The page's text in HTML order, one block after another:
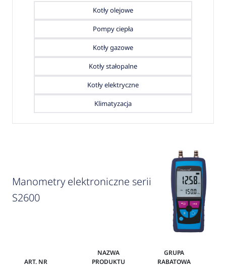
Kotły olejowe
Pompy ciepła
Kotły gazowe
Kotły stałopalne
Kotły elektryczne
Klimatyzacja
Manometry elektroniczne serii
S2600
ART. NR
NAZWA
PRODUKTU
GRUPA
RABATOWA